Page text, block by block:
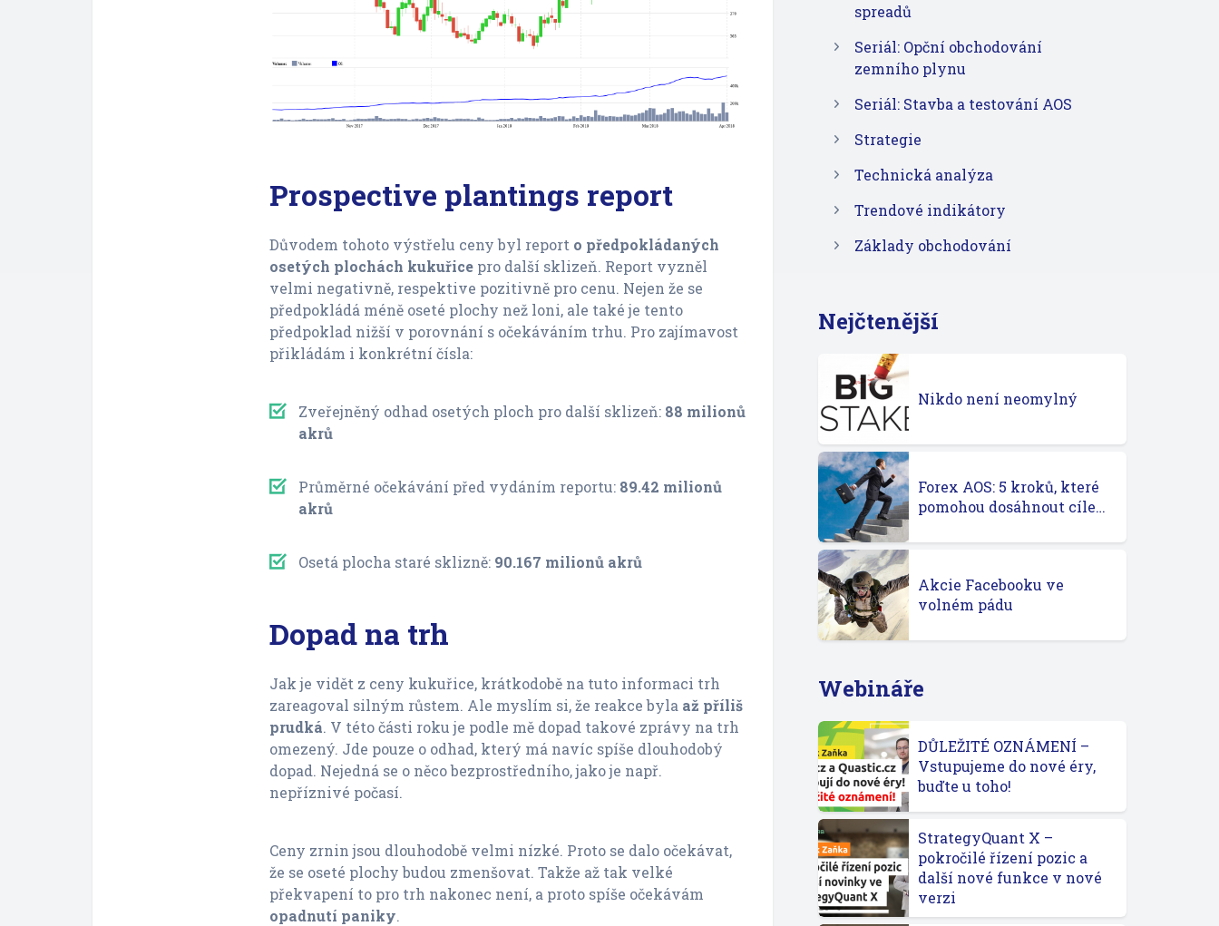
Prospective plantings report
Důvodem tohoto výstřelu ceny byl report o předpokládaných
osetých plochách kukuřice pro další sklizeň. Report vyzněl
velmi negativně, respektive pozitivně pro cenu. Nejen že se
předpokládá méně oseté plochy než loni, ale také je tento
předpoklad nižší v porovnání s očekáváním trhu. Pro zajímavost
přikládám i konkrétní čísla:
Zveřejněný odhad osetých ploch pro další sklizeň: 88 milionů
akrů
Průměrné očekávání před vydáním reportu: 89.42 milionů
akrů
Osetá plocha staré sklizně: 90.167 milionů akrů
Dopad na trh
Jak je vidět z ceny kukuřice, krátkodobě na tuto informaci trh
zareagoval silným růstem. Ale myslím si, že reakce byla až příliš
prudká. V této části roku je podle mě dopad takové zprávy na trh
omezený. Jde pouze o odhad, který má navíc spíše dlouhodobý
dopad. Nejedná se o něco bezprostředního, jako je např.
nepříznivé počasí.
Ceny zrnin jsou dlouhodobě velmi nízké. Proto se dalo očekávat,
že se oseté plochy budou zmenšovat. Takže až tak velké
překvapení to pro trh nakonec není, a proto spíše očekávám
opadnutí paniky.
spreadů
Seriál: Opční obchodování
zemního plynu
Seriál: Stavba a testování AOS
Strategie
Technická analýza
Trendové indikátory
Základy obchodování
Nejčtenější
Nikdo není neomylný
Forex AOS: 5 kroků, které
pomohou dosáhnout cíle…
Akcie Facebooku ve
volném pádu
Webináře
DŮLEŽITÉ OZNÁMENÍ –
Vstupujeme do nové éry,
buďte u toho!
StrategyQuant X –
pokročilé řízení pozic a
další nové funkce v nové
verzi